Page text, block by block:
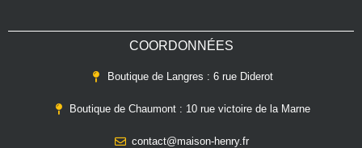
COORDONNÉES
Boutique de Langres : 6 rue Diderot
Boutique de Chaumont : 10 rue victoire de la Marne
contact@maison-henry.fr